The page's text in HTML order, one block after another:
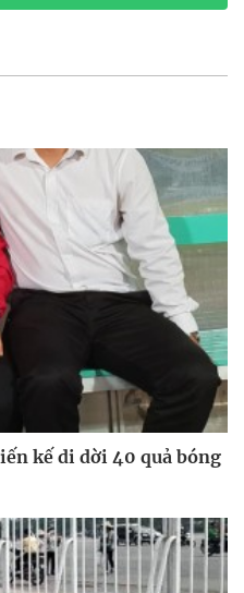
kế di dời 40 quả bóng